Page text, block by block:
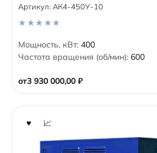
от3 930 000,00 ₽
Артикул: АК4-450У-10
0
o
u
f
5
Мощность, кВт: 400
Частота вращения (об/мин): 600